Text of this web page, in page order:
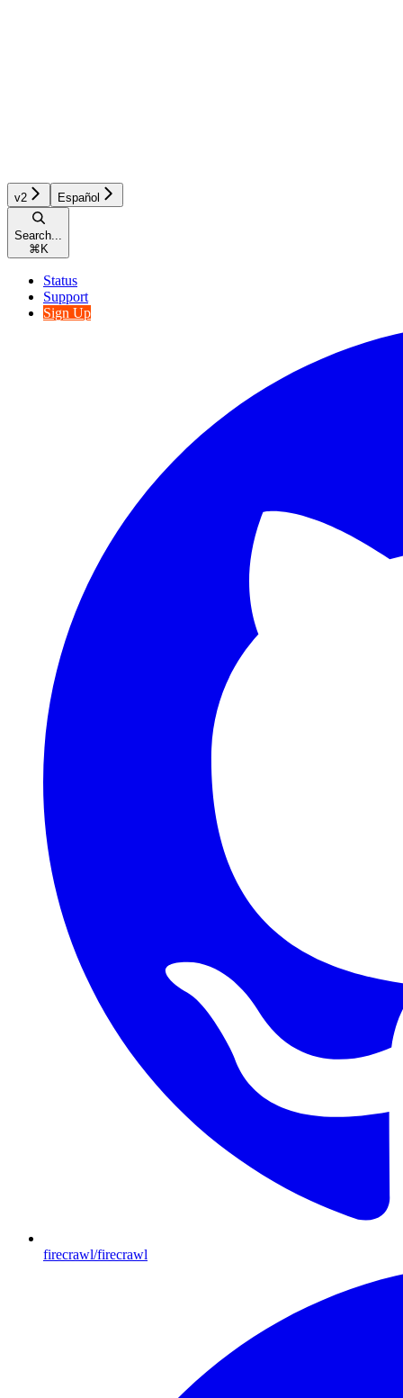
v2 Español
Search...
⌘ K
Status
Support
Sign Up
firecrawl/firecrawl